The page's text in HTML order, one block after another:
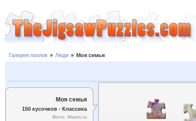
Галерея пазлов » Люди » Моя семья
Моя семья
150 кусочков - Классика
Фото: Maam.ru